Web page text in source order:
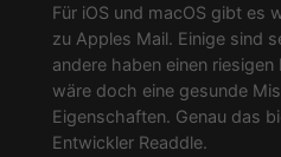
Für iOS und macOS gibt es
zu Apples Mail. Einige sind
andere haben einen
wäre doch eine gesunde
Eigenschaften. Genau das
Entwickler Readdle.